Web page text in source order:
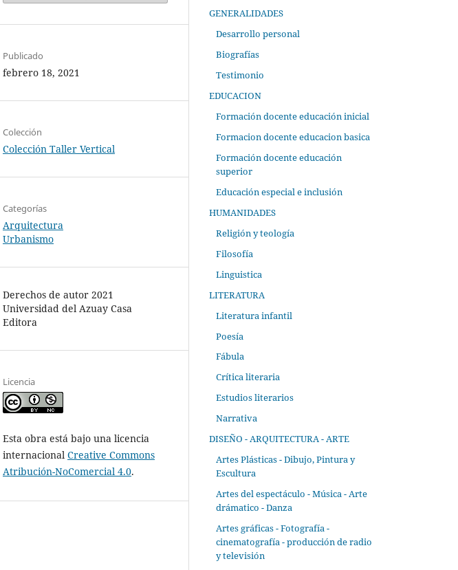
Publicado
febrero 18, 2021
Colección
Colección Taller Vertical
Categorías
Arquitectura
Urbanismo
Derechos de autor 2021
Universidad del Azuay Casa
Editora
Licencia
Esta obra está bajo una licencia
internacional Creative Commons
Atribución-NoComercial 4.0.
GENERALIDADES
Desarrollo personal
Biografías
Testimonio
EDUCACION
Formación docente educación inicial
Formacion docente educacion basica
Formación docente educación
superior
Educación especial e inclusión
HUMANIDADES
Religión y teología
Filosofía
Linguistica
LITERATURA
Literatura infantil
Poesía
Fábula
Crítica literaria
Estudios literarios
Narrativa
DISEÑO - ARQUITECTURA - ARTE
Artes Plásticas - Dibujo, Pintura y
Escultura
Artes del espectáculo - Música - Arte
drámatico - Danza
Artes gráficas - Fotografía -
cinematografía - producción de radio
y televisión